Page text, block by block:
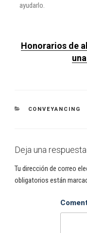
ayudarlo.
Honorarios de
CONVEYANCING
Deja una respuesta
Tu dirección de correo
obligatorios están